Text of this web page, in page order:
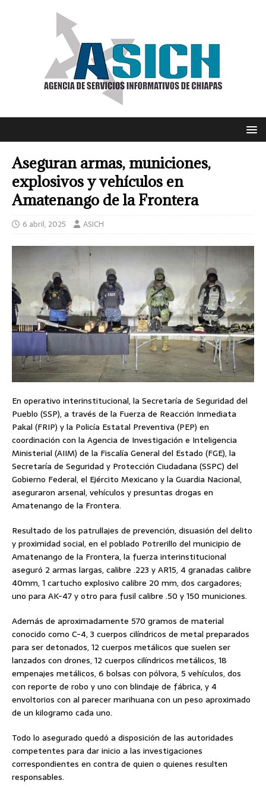
Aseguran armas, municiones,
explosivos y vehículos en
Amatenango de la Frontera
6 abril, 2025 ASICH
En operativo interinstitucional, la Secretaría de Seguridad del
Pueblo (SSP), a través de la Fuerza de Reacción Inmediata
Pakal (FRIP) y la Policía Estatal Preventiva (PEP) en
coordinación con la Agencia de Investigación e Inteligencia
Ministerial (AIIM) de la Fiscalía General del Estado (FGE), la
Secretaría de Seguridad y Protección Ciudadana (SSPC) del
Gobierno Federal, el Ejército Mexicano y la Guardia Nacional,
aseguraron arsenal, vehículos y presuntas drogas en
Amatenango de la Frontera.
Resultado de los patrullajes de prevención, disuasión del delito
y proximidad social, en el poblado Potrerillo del municipio de
Amatenango de la Frontera, la fuerza interinstitucional
aseguró 2 armas largas, calibre .223 y AR15, 4 granadas calibre
40mm, 1 cartucho explosivo calibre 20 mm, dos cargadores;
uno para AK-47 y otro para fusil calibre .50 y 150 municiones.
Además de aproximadamente 570 gramos de material
conocido como C-4, 3 cuerpos cilíndricos de metal preparados
para ser detonados, 12 cuerpos metálicos que suelen ser
lanzados con drones, 12 cuerpos cilíndricos metálicos, 18
empenajes metálicos, 6 bolsas con pólvora, 5 vehículos, dos
con reporte de robo y uno con blindaje de fábrica, y 4
envoltorios con al parecer marihuana con un peso aproximado
de un kilogramo cada uno.
Todo lo asegurado quedó a disposición de las autoridades
competentes para dar inicio a las investigaciones
correspondientes en contra de quien o quienes resulten
responsables.